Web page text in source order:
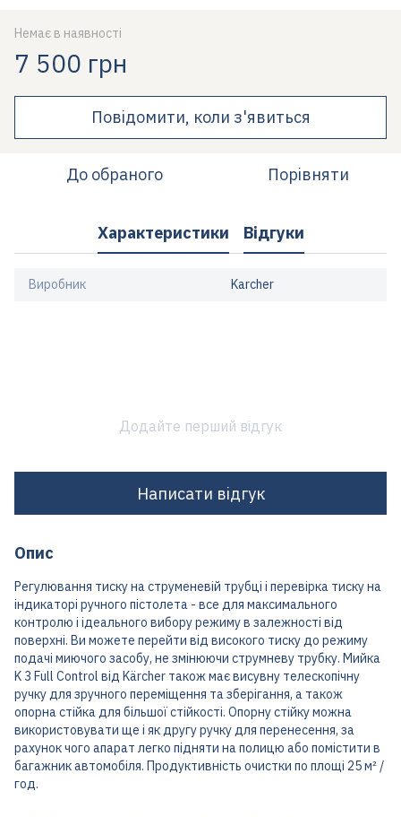
Немає в наявності
7 500 грн
Повідомити, коли з'явиться
До обраного Порівняти
Характеристики Відгуки
Виробник Karcher
Додайте перший відгук
Написати відгук
Опис
Регулювання тиску на струменевій трубці і перевірка тиску на
індикаторі ручного пістолета - все для максимального
контролю і ідеального вибору режиму в залежності від
поверхні. Ви можете перейти від високого тиску до режиму
подачі миючого засобу, не змінюючи струмневу трубку. Мийка
K 3 Full Control від Kärcher також має висувну телескопічну
ручку для зручного переміщення та зберігання, а також
опорна стійка для більшої стійкості. Опорну стійку можна
використовувати ще і як другу ручку для перенесення, за
рахунок чого апарат легко підняти на полицю або помістити в
багажник автомобіля. Продуктивність очистки по площі 25 м² /
год.